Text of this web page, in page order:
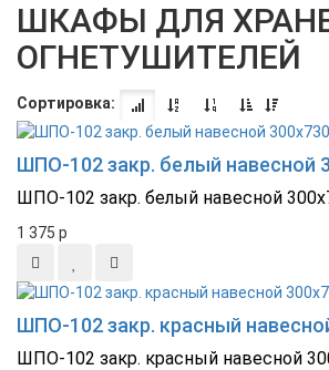
ШКАФЫ ДЛЯ
ОГНЕТУШИТЕЛЕЙ
Сортировка:
ШПО-102 закр. белый навесной
ШПО-102 закр. белый навесной
1 375 p
ШПО-102 закр. красный
ШПО-102 закр. красный навесной